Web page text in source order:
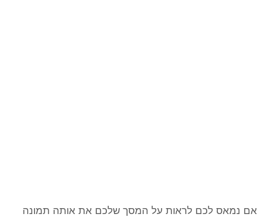
אם נמאס לכם לראות על המסך שלכם את אותה תמונה